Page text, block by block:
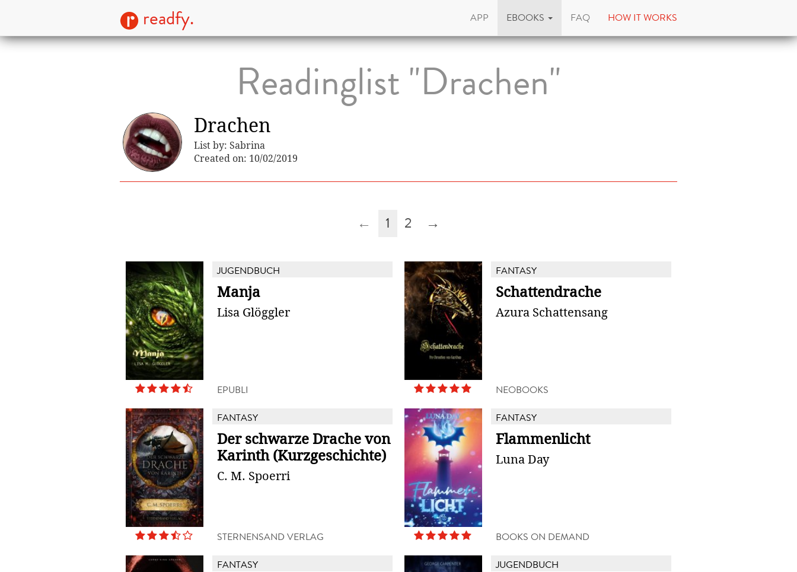
readfy. APP EBOOKS FAQ HOW IT WORKS
Readinglist "Drachen"
Drachen
List by: Sabrina
Created on: 10/02/2019
← 1 2 →
JUGENDBUCH
Manja
Lisa Glöggler
EPUBLI
FANTASY
Schattendrache
Azura Schattensang
NEOBOOKS
FANTASY
Der schwarze Drache von
Karinth (Kurzgeschichte)
C. M. Spoerri
STERNENSAND VERLAG
FANTASY
Flammenlicht
Luna Day
BOOKS ON DEMAND
FANTASY JUGENDBUCH